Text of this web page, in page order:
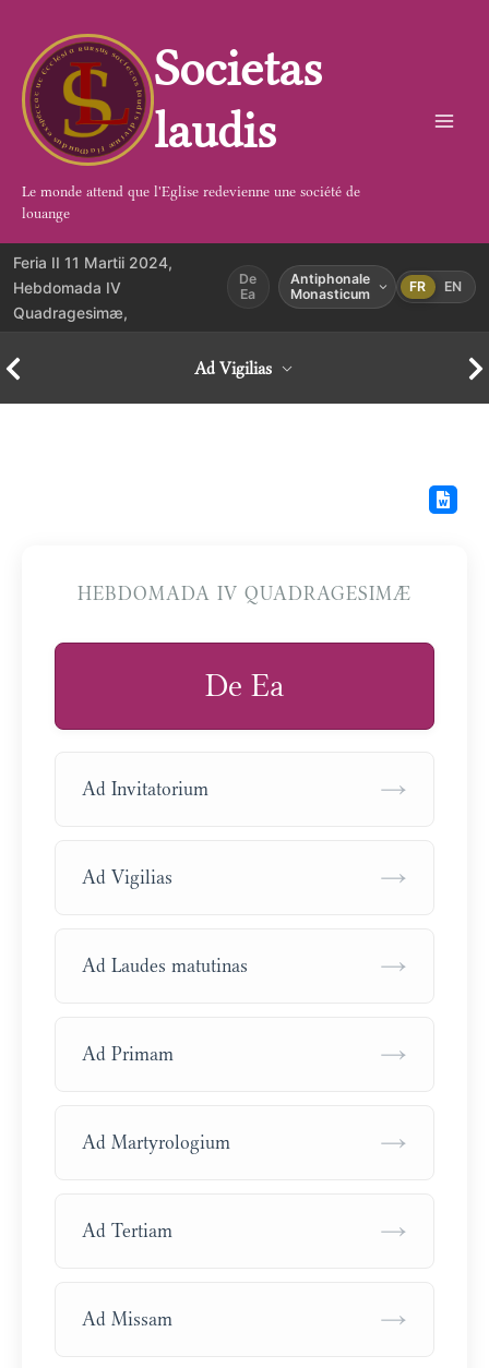
contenu
Societas
laudis
Le monde attend que l'Eglise redevienne une société de
louange
Feria II 11 Martii 2024,
Hebdomada IV
Quadragesimæ,
De
Ea
Antiphonale
Monasticum
FR EN
Ad Vigilias
HEBDOMADA IV QUADRAGESIMÆ
De Ea
Ad Invitatorium →
Ad Vigilias →
Ad Laudes matutinas →
Ad Primam →
Ad Martyrologium →
Ad Tertiam →
Ad Missam →